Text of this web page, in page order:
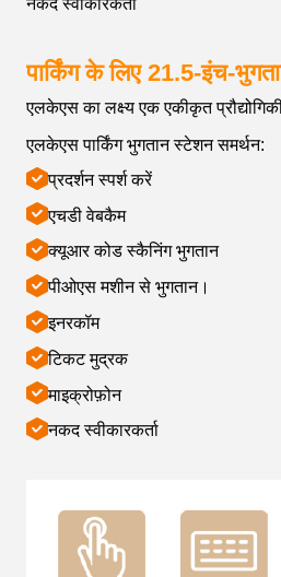
नकद स्वीकारकर्ता
पार्किंग के लिए 21.5-इंच-
एलकेएस का लक्ष्य एक एकीकृत
एलकेएस पार्किंग भुगतान स्टेशन समर्थन:
प्रदर्शन स्पर्श करें
एचडी वेबकैम
क्यूआर कोड स्कैनिंग भुगतान
पीओएस मशीन से भुगतान।
इनरकॉम
टिकट मुद्रक
माइक्रोफ़ोन
नकद स्वीकारकर्ता